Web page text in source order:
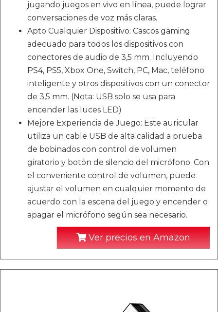
jugando juegos en vivo en línea, puede lograr
conversaciones de voz más claras.
Apto Cualquier Dispositivo: Cascos gaming
adecuado para todos los dispositivos con
conectores de audio de 3,5 mm. Incluyendo
PS4, PS5, Xbox One, Switch, PC, Mac, teléfono
inteligente y otros dispositivos con un conector
de 3,5 mm. (Nota: USB solo se usa para
encender las luces LED)
Mejore Experiencia de Juego: Este auricular
utiliza un cable USB de alta calidad a prueba
de bobinados con control de volumen
giratorio y botón de silencio del micrófono. Con
el conveniente control de volumen, puede
ajustar el volumen en cualquier momento de
acuerdo con la escena del juego y encender o
apagar el micrófono según sea necesario.
Ver precios en Amazon